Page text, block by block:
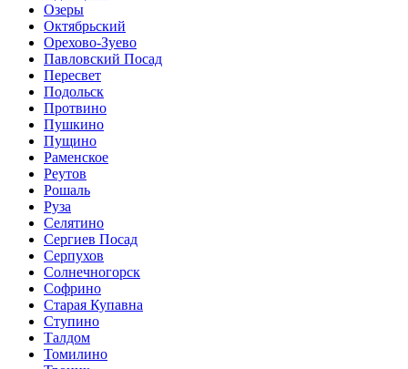
Озеры
Октябрьский
Орехово-Зуево
Павловский Посад
Пересвет
Подольск
Протвино
Пушкино
Пущино
Раменское
Реутов
Рошаль
Руза
Селятино
Сергиев Посад
Серпухов
Солнечногорск
Софрино
Старая Купавна
Ступино
Талдом
Томилино